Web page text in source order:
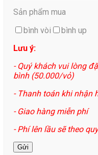
Sản phẩm mua
bình vòi
bình up
Lưu ý:
- Quý khách vui lòng
bình (50.000/vỏ)
- Thanh toán khi nhận
- Giao hàng miễn phí
- Phí lên lầu sẽ theo